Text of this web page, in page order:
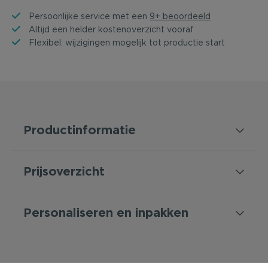
Persoonlijke service met een 9+ beoordeeld
Altijd een helder kostenoverzicht vooraf
Flexibel: wijzigingen mogelijk tot productie start
Productinformatie
Prijsoverzicht
Personaliseren en inpakken